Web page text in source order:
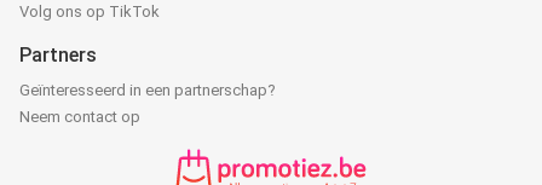
Volg ons op TikTok
Partners
Geïnteresseerd in een partnerschap?
Neem contact op